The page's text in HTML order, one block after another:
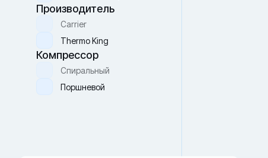
Производитель
Carrier
Thermo King
Компрессор
Спиральный
Поршневой